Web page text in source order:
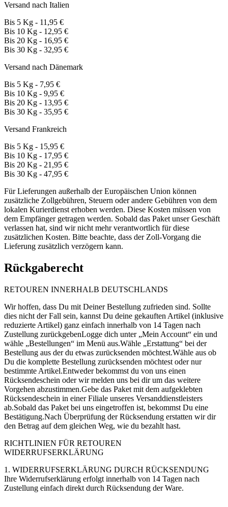
Versand nach Italien
Bis 5 Kg - 11,95 €
Bis 10 Kg - 12,95 €
Bis 20 Kg - 16,95 €
Bis 30 Kg - 32,95 €
Versand nach Dänemark
Bis 5 Kg - 7,95 €
Bis 10 Kg - 9,95 €
Bis 20 Kg - 13,95 €
Bis 30 Kg - 35,95 €
Versand Frankreich
Bis 5 Kg - 15,95 €
Bis 10 Kg - 17,95 €
Bis 20 Kg - 21,95 €
Bis 30 Kg - 47,95 €
Für Lieferungen außerhalb der Europäischen Union können
zusätzliche Zollgebühren, Steuern oder andere Gebühren von dem
lokalen Kurierdienst erhoben werden. Diese Kosten müssen von
dem Empfänger getragen werden. Sobald das Paket unser Geschäft
verlassen hat, sind wir nicht mehr verantwortlich für diese
zusätzlichen Kosten. Bitte beachte, dass der Zoll-Vorgang die
Lieferung zusätzlich verzögern kann.
Rückgaberecht
RETOUREN INNERHALB DEUTSCHLANDS
Wir hoffen, dass Du mit Deiner Bestellung zufrieden sind. Sollte
dies nicht der Fall sein, kannst Du deine gekauften Artikel (inklusive
reduzierte Artikel) ganz einfach innerhalb von 14 Tagen nach
Zustellung zurückgebenLogge dich unter „Mein Account“ ein und
wähle „Bestellungen“ im Menü aus.Wähle „Erstattung“ bei der
Bestellung aus der du etwas zurücksenden möchtest.Wähle aus ob
Du die komplette Bestellung zurücksenden möchtest oder nur
bestimmte Artikel.Entweder bekommst du von uns einen
Rücksendeschein oder wir melden uns bei dir um das weitere
Vorgehen abzustimmen.Gebe das Paket mit dem aufgeklebten
Rücksendeschein in einer Filiale unseres Versanddienstleisters
ab.Sobald das Paket bei uns eingetroffen ist, bekommst Du eine
Bestätigung.Nach Überprüfung der Rücksendung erstatten wir dir
den Betrag auf dem gleichen Weg, wie du bezahlt hast.
RICHTLINIEN FÜR RETOUREN
WIDERRUFSERKLÄRUNG
1. WIDERRUFSERKLÄRUNG DURCH RÜCKSENDUNG
Ihre Widerrufserklärung erfolgt innerhalb von 14 Tagen nach
Zustellung einfach direkt durch Rücksendung der Ware.